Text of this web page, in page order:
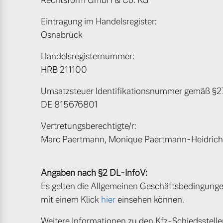
Mild-Hybrid
4 Modelle
Geschäftskunden
Editionsmodelle
Angebot anfragen
Aktuelle Angebote
Geschäftskunden
Über uns
Unser Team
Eintragung im Handelsregister:
Osnabrück
Handelsregisternummer:
HRB 211100
Umsatzsteuer ldentifikationsnummer gemäß
DE 815676801
Vertretungsberechtigte/r:
Marc Paertmann, Monique Paertmann-
Angaben nach §2 DL-InfoV:
Es gelten die Allgemeinen
mit einem Klick hiereinsehen können.